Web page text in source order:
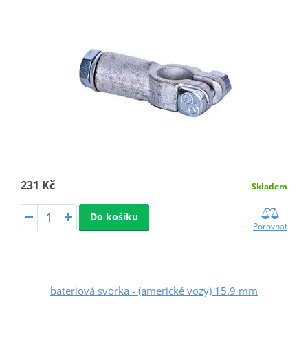
231 Kč Skladem
Do košíku
Porovnat
bateriová svorka - (americké vozy) 15.9 mm